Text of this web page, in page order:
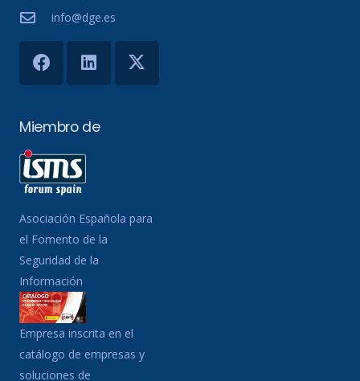
info@dge.es
Miembro de
Asociación Española para
el Fomento de la
Seguridad de la
Información
Empresa inscrita en el
catálogo de empresas y
soluciones de